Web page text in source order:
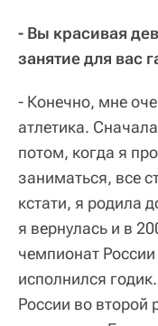
- Вы красивая
занятие для вас
- Конечно, мне
атлетика.
потом, когда я
заниматься, все
кстати, я родила
я вернулась и в
чемпионат
исполнился
России во второй